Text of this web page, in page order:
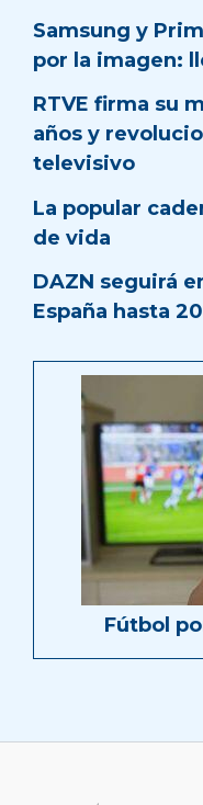
Samsung y
por la imagen:
RTVE firma su
años y
televisivo
La popular
de vida
DAZN seguirá
España hasta
Fútbol